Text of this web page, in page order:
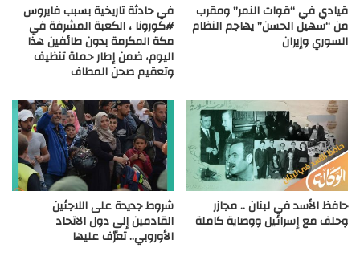
قيادي في “قوات النمر” ومقرب
من “سهيل الحسن” يهاجم النظام
السوري وإيران
في حادثة تاريخية بسبب فايروس
#كورونا ، الكعبة المشرفة في
مكة المكرمة بدون طائفين هذا
اليوم، ضمن إطار حملة تنظيف
وتعقيم صحن المطاف
حافظ الأسد في لبنان .. مجازر
وحلف مع إسرائيل ووصاية كاملة
شروط جديدة على اللاجئين
القادمين إلى دول الاتحاد
الأوروبي.. تعرّف عليها